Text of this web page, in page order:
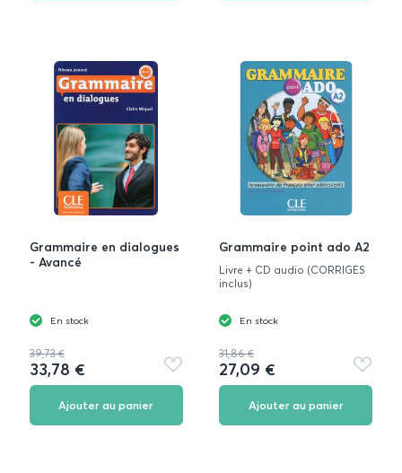
Grammaire en dialogues
- Avancé
En stock
39,73 €
33,78 €
Ajouter
aux
Ajouter au panier
Grammaire point ado A2
Livre + CD audio (CORRIGES
inclus)
En stock
31,86 €
27,09 €
Ajouter
aux
Ajouter au panier